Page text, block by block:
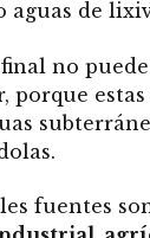
aguas de
no puede
porque
fuentes